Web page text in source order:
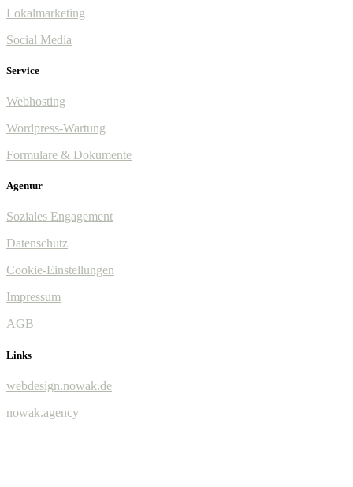
Lokalmarketing
Social Media
Service
Webhosting
Wordpress-Wartung
Formulare & Dokumente
Agentur
Soziales Engagement
Datenschutz
Cookie-Einstellungen
Impressum
AGB
Links
webdesign.nowak.de
nowak.agency